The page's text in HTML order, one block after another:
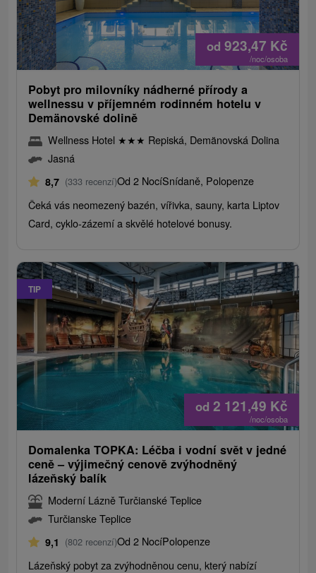
od 923,47 Kč
/noc/osoba
Pobyt pro milovníky nádherné přírody a
wellnessu v příjemném rodinném hotelu v
Demänovské dolině
Wellness Hotel ★★★ Repiská, Demänovská Dolina
Jasná
8,7 (333 recenzí)Od 2 NocíSnídaně, Polopenze
Čeká vás neomezený bazén, vířivka, sauny, karta Liptov
Card, cyklo-zázemí a skvělé hotelové bonusy.
TIP
od 2 121,49 Kč
/noc/osoba
Domalenka TOPKA: Léčba i vodní svět v jedné
ceně – výjimečný cenově zvýhodněný
lázeňský balík
Moderní Lázně Turčianské Teplice
Turčianske Teplice
9,1 (802 recenzí)Od 2 NocíPolopenze
Lázeňský pobyt za zvýhodněnou cenu, který nabízí